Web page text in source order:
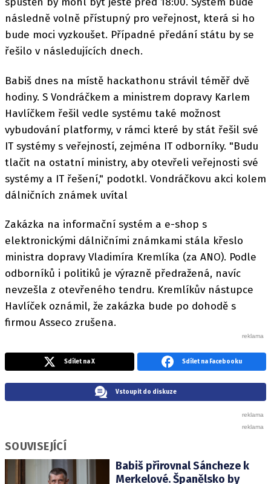
následně volně přístupný pro veřejnost, která si ho
bude moci vyzkoušet. Případné předání státu by se
řešilo v následujících dnech.
Babiš dnes na místě hackathonu strávil téměř dvě
hodiny. S Vondráčkem a ministrem dopravy Karlem
Havlíčkem řešil vedle systému také možnost
vybudování platformy, v rámci které by stát řešil své
IT systémy s veřejností, zejména IT odborníky. "Budu
tlačit na ostatní ministry, aby otevřeli veřejnosti své
systémy a IT řešení," podotkl. Vondráčkovu akci kolem
dálničních známek uvítal
Zakázka na informační systém a e-shop s
elektronickými dálničními známkami stála křeslo
ministra dopravy Vladimíra Kremlíka (za ANO). Podle
odborníků i politiků je výrazně předražená, navíc
nevzešla z otevřeného tendru. Kremlíkův nástupce
Havlíček oznámil, že zakázka bude po dohodě s
firmou Asseco zrušena.
Sdílet na X Sdílet na Facebooku
Vstoupit do diskuze
SOUVISEJÍCÍ
Babiš přirovnal Sáncheze k
Merkelové. Španělsko by